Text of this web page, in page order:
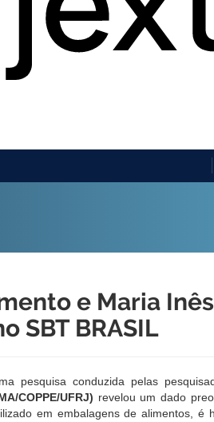
e Maria
SBT BRASIL
pesquisa conduzida pelas
COPPE/UFRJ) revelou um dado
em embalagens de alimentos, é